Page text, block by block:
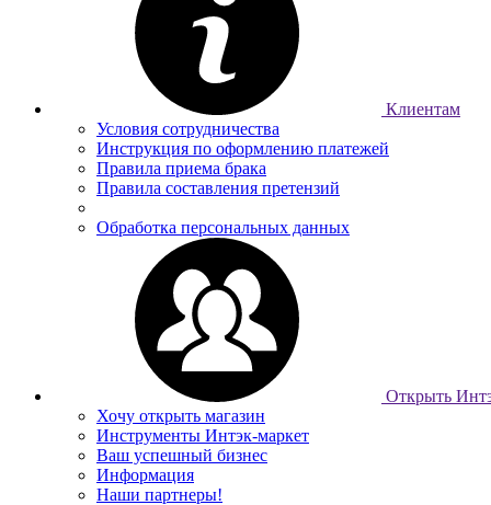
Клиентам
Условия сотрудничества
Инструкция по оформлению платежей
Правила приема брака
Правила составления претензий
Обработка персональных данных
Открыть
Хочу открыть магазин
Инструменты Интэк-маркет
Ваш успешный бизнес
Информация
Наши партнеры!